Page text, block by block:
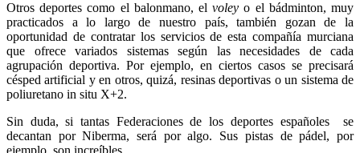
Otros deportes como el balonmano, elvoley o el bádminton, muy
practicados a lo largo de nuestro país, también gozan de la
oportunidad de contratar los servicios de esta compañía murciana
que ofrece variados sistemas según las necesidades de cada
agrupación deportiva. Por ejemplo, en ciertos casos se precisará
césped artificial y en otros, quizá, resinas deportivas o un sistema de
poliuretano in situ X+2.
Sin duda, si tantas Federaciones de los deportes españoles se
decantan por Niberma, será por algo. Sus pistas de pádel, por